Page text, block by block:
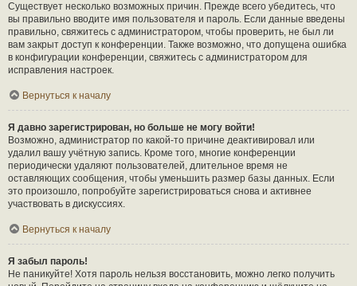
Существует несколько возможных причин. Прежде всего убедитесь, что
вы правильно вводите имя пользователя и пароль. Если данные введены
правильно, свяжитесь с администратором, чтобы проверить, не был ли
вам закрыт доступ к конференции. Также возможно, что допущена ошибка
в конфигурации конференции, свяжитесь с администратором для
исправления настроек.
Вернуться к началу
Я давно зарегистрирован, но больше не могу войти!
Возможно, администратор по какой-то причине деактивировал или
удалил вашу учётную запись. Кроме того, многие конференции
периодически удаляют пользователей, длительное время не
оставляющих сообщения, чтобы уменьшить размер базы данных. Если
это произошло, попробуйте зарегистрироваться снова и активнее
участвовать в дискуссиях.
Вернуться к началу
Я забыл пароль!
Не паникуйте! Хотя пароль нельзя восстановить, можно легко получить